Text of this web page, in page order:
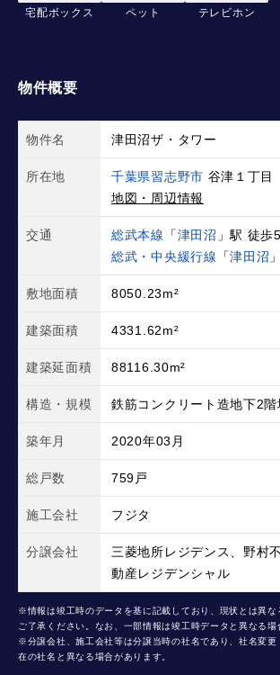
宅配ボックス ペット テレビホン
物件概要
物件名 津田沼ザ・タワー
所在地 千葉県習志野市 谷津１丁目
地図・周辺情報
交通 総武本線 「津田沼 」駅 徒歩
総武・中央緩行線
「津田沼
敷地面積 8050.23m²
建築面積 4331.62m²
建築延面積 88116.30m²
構造・規模 鉄筋コンクリート造地下2
築年月 2020年03月
総戸数 759戸
施工会社 フジタ
分譲会社
三菱地所レジデンス、野村
動産レジデンシャル
※情報は竣工時のデータを基に記載しており、現状とは異な
ご了承ください。なお、一部情報は竣工時データと異なる場
※分譲会社、施工会社等は分譲当時の社名であり、社名変更
在の社名と異なる場合があります。